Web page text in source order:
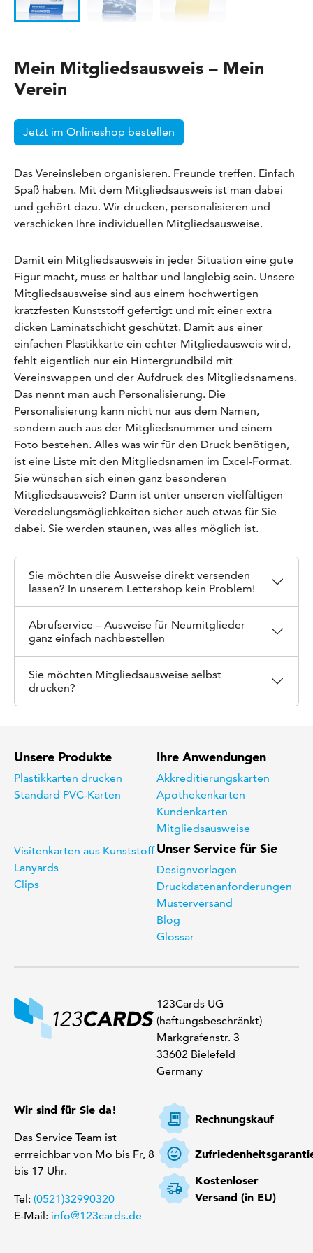
Mein Mitgliedsausweis – Mein
Verein
Jetzt im Onlineshop bestellen
Das Vereinsleben organisieren. Freunde treffen. Einfach
Spaß haben. Mit dem Mitgliedsausweis ist man dabei
und gehört dazu. Wir drucken, personalisieren und
verschicken Ihre individuellen Mitgliedsausweise.
Damit ein Mitgliedsausweis in jeder Situation eine gute
Figur macht, muss er haltbar und langlebig sein. Unsere
Mitgliedsausweise sind aus einem hochwertigen
kratzfesten Kunststoff gefertigt und mit einer extra
dicken Laminatschicht geschützt. Damit aus einer
einfachen Plastikkarte ein echter Mitgliedausweis wird,
fehlt eigentlich nur ein Hintergrundbild mit
Vereinswappen und der Aufdruck des Mitgliedsnamens.
Das nennt man auch Personalisierung. Die
Personalisierung kann nicht nur aus dem Namen,
sondern auch aus der Mitgliedsnummer und einem
Foto bestehen. Alles was wir für den Druck benötigen,
ist eine Liste mit den Mitgliedsnamen im Excel-Format.
Sie wünschen sich einen ganz besonderen
Mitgliedsausweis? Dann ist unter unseren vielfältigen
Veredelungsmöglichkeiten sicher auch etwas für Sie
dabei. Sie werden staunen, was alles möglich ist.
Sie möchten die Ausweise direkt versenden
lassen? In unserem Lettershop kein Problem!
Abrufservice – Ausweise für Neumitglieder
ganz einfach nachbestellen
Sie möchten Mitgliedsausweise selbst
drucken?
Unsere Produkte
Plastikkarten drucken
Standard PVC-Karten
Ihre Anwendungen
Akkreditierungskarten
Apothekenkarten
Kundenkarten
Mitgliedsausweise
Visitenkarten aus Kunststoff
Lanyards
Clips
Unser Service für Sie
Designvorlagen
Druckdatenanforderungen
Musterversand
Blog
Glossar
123Cards UG
(haftungsbeschränkt)
Markgrafenstr. 3
33602 Bielefeld
Germany
Wir sind für Sie da!
Das Service Team ist
errreichbar von Mo bis Fr, 8
bis 17 Uhr.
Tel: (0521)32990320
E-Mail: info@123cards.de
Rechnungskauf
Kostenloser
Versand (in EU)